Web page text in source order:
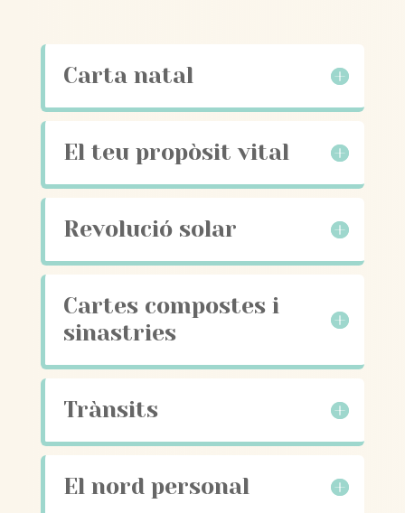
Carta natal
El teu propòsit vital
Revolució solar
Cartes compostes i
sinastries
Trànsits
El nord personal